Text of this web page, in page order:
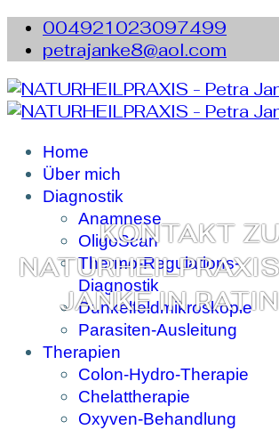
004921023097499
petrajanke8@aol.com
Home
Über mich
Diagnostik
Anamnese
OligoScan
Thermo-Regulations-
Diagnostik
Dunkelfeldmikroskopie
Parasiten-Ausleitung
Therapien
Colon-Hydro-Therapie
Chelattherapie
Oxyven-Behandlung
KONTAKT
JANKE IN